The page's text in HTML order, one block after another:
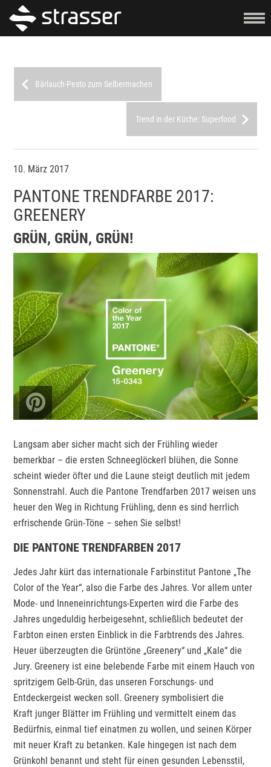
Bärlauch-Pesto zum Selbermachen
Trend in der Küche: Superfood
10. März 2017
PANTONE TRENDFARBE 2017:
GREENERY
GRÜN, GRÜN, GRÜN!
Langsam aber sicher macht sich der Frühling wieder
bemerkbar – die ersten Schneeglöckerl blühen, die Sonne
scheint wieder öfter und die Laune steigt deutlich mit jedem
Sonnenstrahl. Auch die Pantone Trendfarben 2017 weisen uns
heuer den Weg in Richtung Frühling, denn es sind herrlich
erfrischende Grün-Töne – sehen Sie selbst!
DIE PANTONE TRENDFARBEN 2017
Jedes Jahr kürt das internationale Farbinstitut Pantone „The
Color of the Year“, also die Farbe des Jahres. Vor allem unter
Mode- und Inneneinrichtungs-Experten wird die Farbe des
Jahres ungeduldig herbeigesehnt, schließlich bedeutet der
Farbton einen ersten Einblick in die Farbtrends des Jahres.
Heuer überzeugten die Grüntöne „Greenery“ und „Kale“ die
Jury. Greenery ist eine belebende Farbe mit einem Hauch von
spritzigem Gelb-Grün, das unseren Forschungs- und
Entdeckergeist wecken soll. Greenery symbolisiert die
Kraft junger Blätter im Frühling und vermittelt einem das
Bedürfnis, einmal tief einatmen zu wollen, und seinen Körper
mit neuer Kraft zu betanken. Kale hingegen ist nach dem
Grünkohl benannt und steht für einen gesunden Lebensstil,